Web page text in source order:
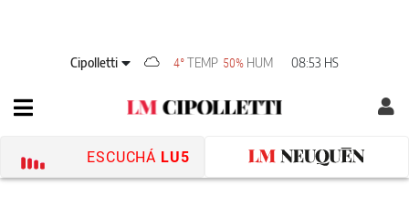
Cipolletti 4° TEMP 50% HUM 08:53 HS
ESCUCHÁ LU5